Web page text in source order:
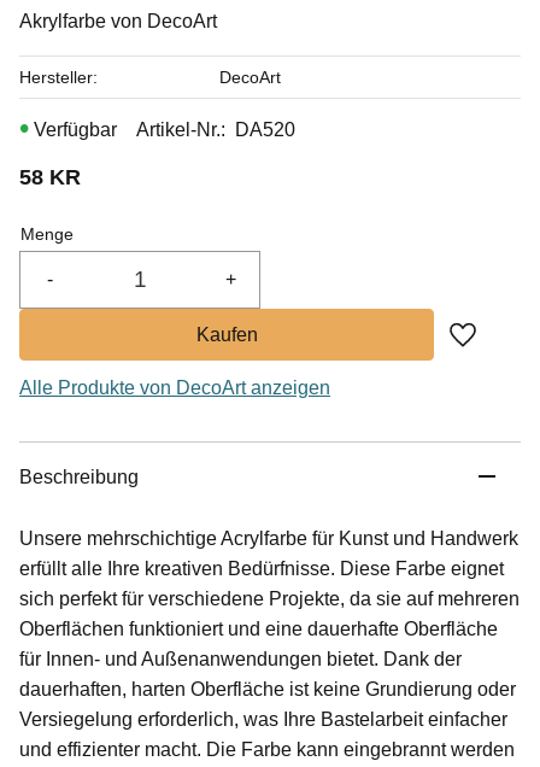
Akrylfarbe von DecoArt
58 KR
Menge
+
-
Zu
Artikel-Nr. DA520
Hersteller DecoArt
Alle Produkte von DecoArt anzeigen
Beschreibung
Unsere mehrschichtige Acrylfarbe für Kunst und Handwerk
erfüllt alle Ihre kreativen Bedürfnisse. Diese Farbe eignet
sich perfekt für verschiedene Projekte, da sie auf mehreren
Oberflächen funktioniert und eine dauerhafte Oberfläche
für Innen- und Außenanwendungen bietet. Dank der
dauerhaften, harten Oberfläche ist keine Grundierung oder
Versiegelung erforderlich, was Ihre Bastelarbeit einfacher
und effizienter macht. Die Farbe kann eingebrannt werden